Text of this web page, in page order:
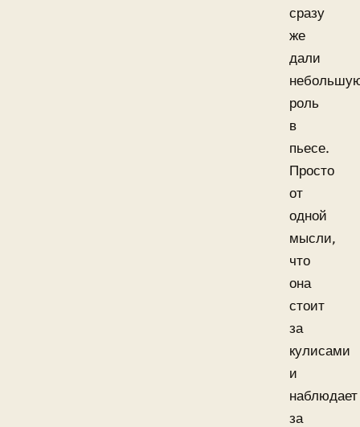
сразу
же
дали
роль
в
пьесе.
Просто
от
одной
мысли,
что
она
стоит
за
кулисами
и
наблюдает
за